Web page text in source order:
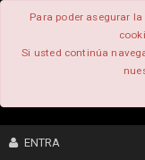
Para poder asegurar
Si usted continúa
ENTRA